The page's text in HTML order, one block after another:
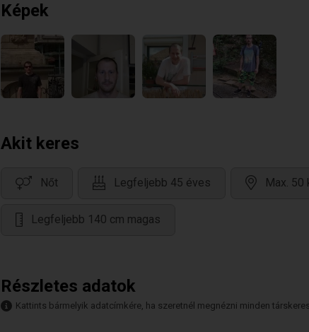
Képek
Akit keres
Nőt Legfeljebb 45 éves Max. 50
Legfeljebb 140 cm magas
Részletes adatok
Kattints bármelyik adatcímkére, ha szeretnél megnézni minden